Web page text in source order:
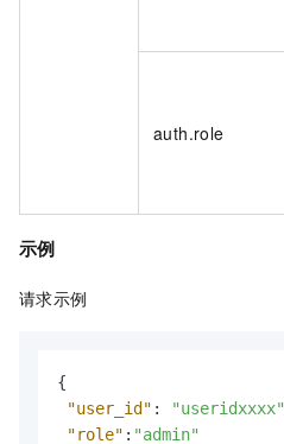
auth.role
示例
请求示例
{
"user_id" : "useridxxxx"
"role" : "admin"